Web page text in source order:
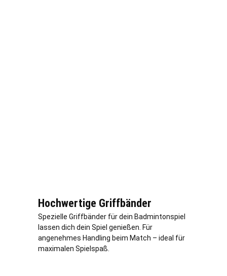
Hochwertige Griffbänder
Spezielle Griffbänder für dein Badmintonspiel
lassen dich dein Spiel genießen. Für
angenehmes Handling beim Match – ideal für
maximalen Spielspaß.